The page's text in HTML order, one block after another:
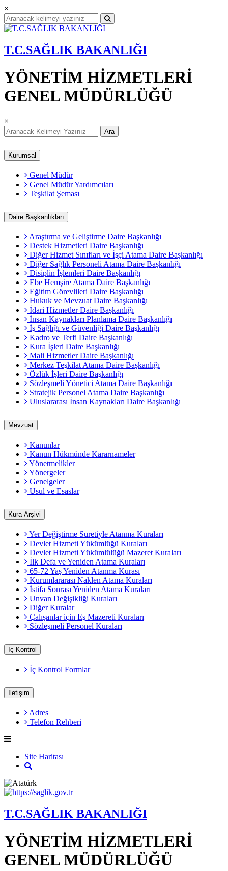
×
T.C.SAĞLIK BAKANLIĞI
YÖNETİM HİZMETLERİ
GENEL MÜDÜRLÜĞÜ
×
Ara
Kurumsal
Genel Müdür
Genel Müdür Yardımcıları
Teşkilat Şeması
Daire Başkanlıkları
Araştırma ve Geliştirme Daire Başkanlığı
Destek Hizmetleri Daire Başkanlığı
Diğer Hizmet Sınıfları ve İşçi Atama Daire Başkanlığı
Diğer Sağlık Personeli Atama Daire Başkanlığı
Disiplin İşlemleri Daire Başkanlığı
Ebe Hemşire Atama Daire Başkanlığı
Eğitim Görevlileri Daire Başkanlığı
Hukuk ve Mevzuat Daire Başkanlığı
İdari Hizmetler Daire Başkanlığı
İnsan Kaynakları Planlama Daire Başkanlığı
İş Sağlığı ve Güvenliği Daire Başkanlığı
Kadro ve Terfi Daire Başkanlığı
Kura İşleri Daire Başkanlığı
Mali Hizmetler Daire Başkanlığı
Merkez Teşkilat Atama Daire Başkanlığı
Özlük İşleri Daire Başkanlığı
Sözleşmeli Yönetici Atama Daire Başkanlığı
Stratejik Personel Atama Daire Başkanlığı
Uluslararası İnsan Kaynakları Daire Başkanlığı
Mevzuat
Kanunlar
Kanun Hükmünde Kararnameler
Yönetmelikler
Yönergeler
Genelgeler
Usul ve Esaslar
Kura Arşivi
Yer Değiştirme Suretiyle Atanma Kuraları
Devlet Hizmeti Yükümlüğü Kuraları
Devlet Hizmeti Yükümlülüğü Mazeret Kuraları
İlk Defa ve Yeniden Atama Kuraları
65-72 Yaş Yeniden Atanma Kurası
Kurumlararası Naklen Atama Kuraları
İstifa Sonrası Yeniden Atama Kuraları
Unvan Değişikliği Kuraları
Diğer Kuralar
Çalışanlar için Eş Mazereti Kuraları
Sözleşmeli Personel Kuraları
İç Kontrol
İç Kontrol Formlar
İletişim
Adres
Telefon Rehberi
Site Haritası
T.C.SAĞLIK BAKANLIĞI
YÖNETİM HİZMETLERİ
GENEL MÜDÜRLÜĞÜ